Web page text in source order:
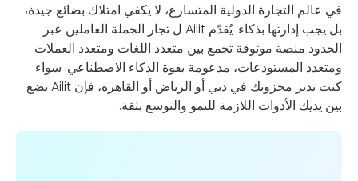
في عالم التجارة الدولية المتسارع، لا يكفي امتلاك بضائع جيدة،
بل يجب إدارتها بذكاء. يُقدّم Ailit ل تجار الجملة العاملين عبر
الحدود منصة موثوقة تجمع بين متعدد اللغات ومتعدد العملات
ومتعدد المستودعات، مدعومة بقوة الذكاء الاصطناعي. سواء
كنت تدير مخزونك في دبي أو الرياض أو القاهرة، فإن Ailit يضع
بين يديك الأدوات اللازمة للنمو والتوسع بثقة.